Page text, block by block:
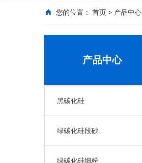
您的位置： 首页 > 产品中心
产品中心
黑碳化硅
绿碳化硅段砂
绿碳化硅细粉